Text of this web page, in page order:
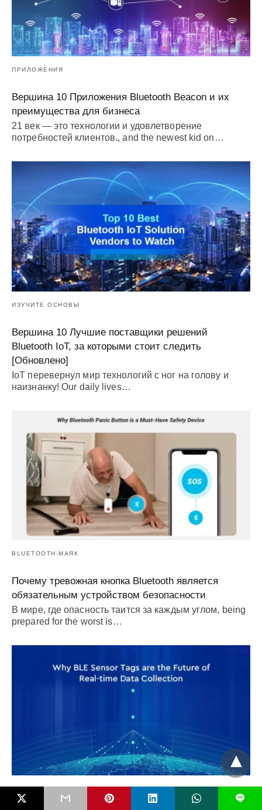
ПРИЛОЖЕНИЯ
Вершина 10 Приложения Bluetooth Beacon и их
преимущества для бизнеса
21 век — это технологии и удовлетворение
потребностей клиентов.,and the newest kid on …
ИЗУЧИТЕ ОСНОВЫ
Вершина 10 Лучшие поставщики решений
Bluetooth IoT, за которыми стоит следить
[Обновлено]
IoT перевернул мир технологий с ног на голову и
наизнанку!Our daily lives…
BLUETOOTH-МАЯК
Почему тревожная кнопка Bluetooth является
обязательным устройством безопасности
В мире, где опасность таится за каждым углом, being
prepared for the worst is…
BLUETOOTH-МАЯК
L